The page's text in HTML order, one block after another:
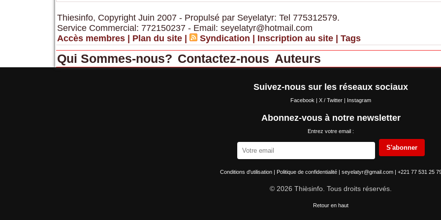
Thiesinfo, Copyright Juin 2007 - Propulsé par Seyelatyr: Tel 775312579.
Service Commercial: 772150237 - Email: seyelatyr@hotmail.com
Accès membres | Plan du site | Syndication | Inscription au site | Tags
Qui Sommes-nous? Contactez-nous Auteurs
Suivez-nous sur les réseaux sociaux
Facebook | X / Twitter | Instagram
Abonnez-vous à notre newsletter
Entrez votre email :
S'abonner
Conditions d'utilisation | Politique de confidentialité | seyelatyr@gmail.com | +221 77 531 25
© 2026 Thièsinfo. Tous droits réservés.
Retour en haut